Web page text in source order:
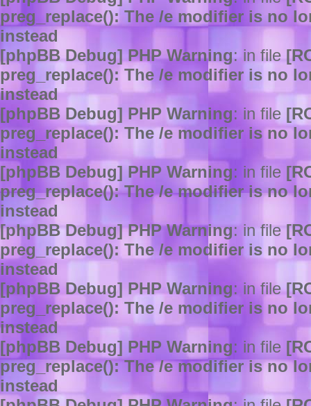
preg_replace(): The /e modifier is no
instead
[phpBB Debug] PHP Warning: in file
preg_replace(): The /e modifier is no
instead
[phpBB Debug] PHP Warning: in file
preg_replace(): The /e modifier is no
instead
[phpBB Debug] PHP Warning: in file
preg_replace(): The /e modifier is no
instead
[phpBB Debug] PHP Warning: in file
preg_replace(): The /e modifier is no
instead
[phpBB Debug] PHP Warning: in file
preg_replace(): The /e modifier is no
instead
[phpBB Debug] PHP Warning: in file
preg_replace(): The /e modifier is no
instead